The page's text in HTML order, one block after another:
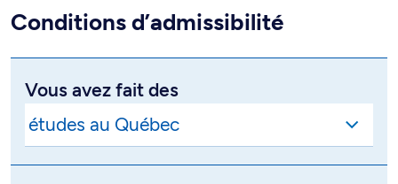
Conditions d’admissibilité
Vous avez fait des